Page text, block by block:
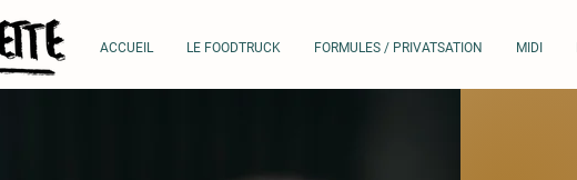
ACCUEIL LE FOODTRUCK FORMULES / PRIVATSATION MIDI